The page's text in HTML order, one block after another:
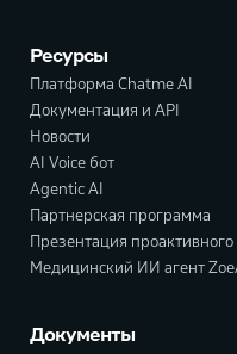
Ресурсы
Платформа Chatme AI
Документация и API
Новости
AI Voice бот
Agentic AI
Партнерская программа
Презентация проактивного
Медицинский ИИ агент
Документы